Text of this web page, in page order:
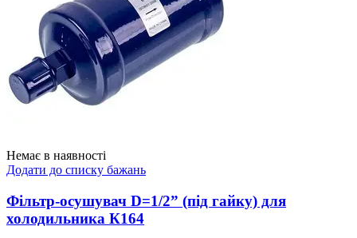
Немає в наявності
Додати до списку бажань
Фільтр-осушувач D=1/2” (під гайку) для
холодильника К164